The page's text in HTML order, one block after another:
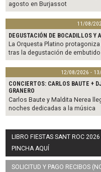
agosto en Burjassot
11/08/
DEGUSTACIÓN DE BOCADILLOS Y
La Orquesta Platino
tras la degustación de embutido
12/08/2026 -
CONCIERTOS: CARLOS BAUTE +
GRANERO
Carlos Baute y Maldita Nerea
noches dedicadas a la música
LIBRO FIESTAS SANT ROC 2026
PINCHA AQUÍ
SOLICITUD Y PAGO RECIBOS